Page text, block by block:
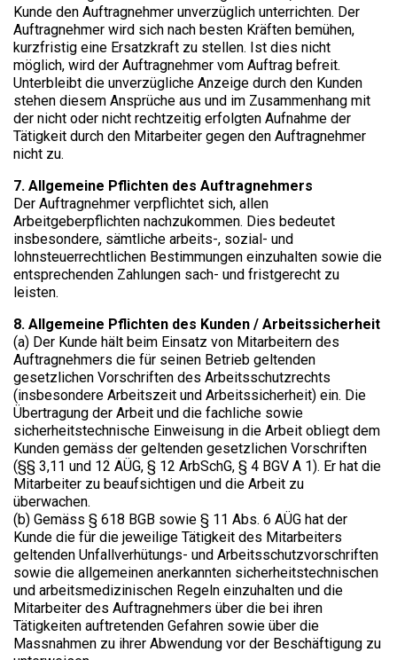
Kunde den Auftragnehmer unverzüglich unterrichten. Der
Auftragnehmer wird sich nach besten Kräften bemühen,
kurzfristig eine Ersatzkraft zu stellen. Ist dies nicht
möglich, wird der Auftragnehmer vom Auftrag befreit.
Unterbleibt die unverzügliche Anzeige durch den Kunden
stehen diesem Ansprüche aus und im Zusammenhang mit
der nicht oder nicht rechtzeitig erfolgten Aufnahme der
Tätigkeit durch den Mitarbeiter gegen den Auftragnehmer
nicht zu.
7. Allgemeine Pflichten des Auftragnehmers​
Der Auftragnehmer verpflichtet sich, allen
Arbeitgeberpflichten nachzukommen. Dies bedeutet
insbesondere, sämtliche arbeits-, sozial- und
lohnsteuerrechtlichen Bestimmungen einzuhalten sowie die
entsprechenden Zahlungen sach- und fristgerecht zu
leisten.
8. Allgemeine Pflichten des Kunden / Arbeitssicherheit
(a) Der Kunde hält beim Einsatz von Mitarbeitern des
Auftragnehmers die für seinen Betrieb geltenden
gesetzlichen Vorschriften des Arbeitsschutzrechts
(insbesondere Arbeitszeit und Arbeitssicherheit) ein. Die
Übertragung der Arbeit und die fachliche sowie
sicherheitstechnische Einweisung in die Arbeit obliegt dem
Kunden gemäss der geltenden gesetzlichen Vorschriften
(§§ 3,11 und 12 AÜG, § 12 ArbSchG, § 4 BGV A 1). Er hat die
Mitarbeiter zu beaufsichtigen und die Arbeit zu
überwachen.
(b) Gemäss § 618 BGB sowie § 11 Abs. 6 AÜG hat der
Kunde die für die jeweilige Tätigkeit des Mitarbeiters
geltenden Unfallverhütungs- und Arbeitsschutzvorschriften
sowie die allgemeinen anerkannten sicherheitstechnischen
und arbeitsmedizinischen Regeln einzuhalten und die
Mitarbeiter des Auftragnehmers über die bei ihren
Tätigkeiten auftretenden Gefahren sowie über die
Massnahmen zu ihrer Abwendung vor der Beschäftigung zu